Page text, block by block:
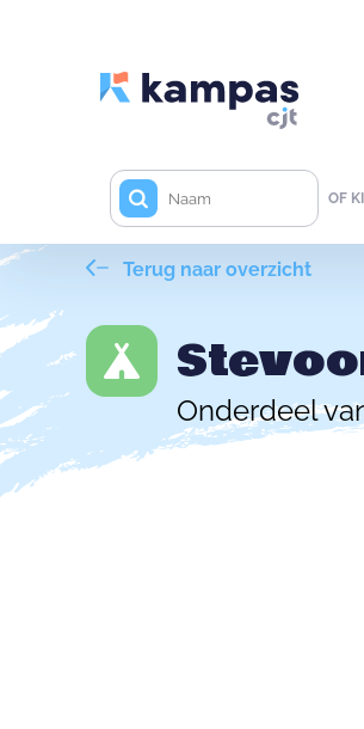
OF
Terug naar overzicht
Onderdeel